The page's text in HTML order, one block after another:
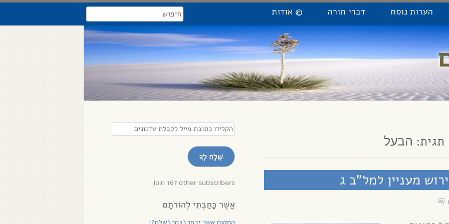
הערות נוסח דברי תורה © אודות search
תגית: הבעל
מעניין למל”ב ג
הקלידו
כתובת
מייל
לקבלת
עדכונים
שְׁלַח לְךָ
Join 167 other subscribers
אֲשֶׁר כָּתַבְתִּי לְהוֹרֹתָם